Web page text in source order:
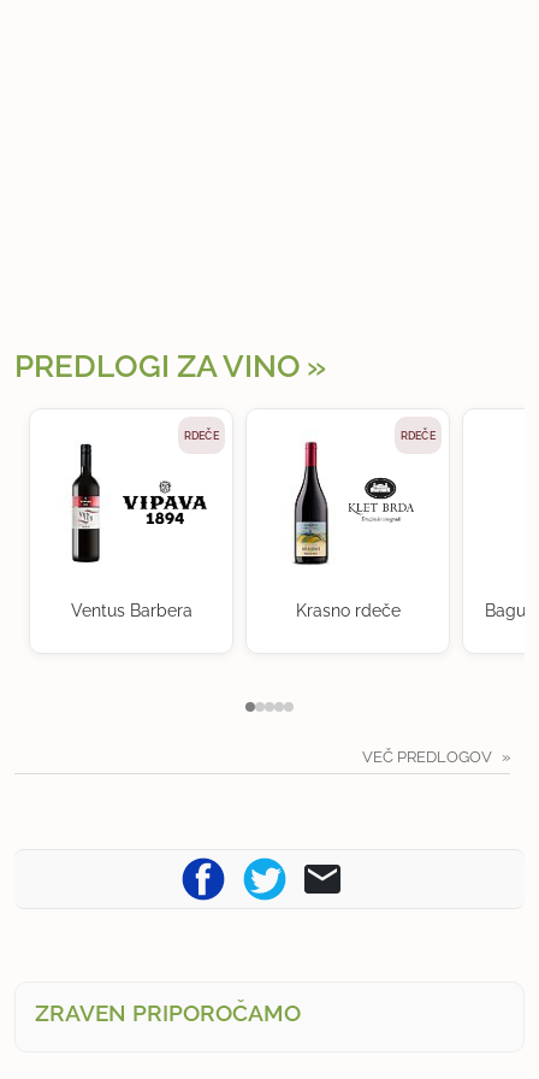
PREDLOGI ZA VINO
RDEČE
Ventus Barbera
RDEČE
Krasno rdeče
VEČ PREDLOGOV
ZRAVEN PRIPOROČAMO